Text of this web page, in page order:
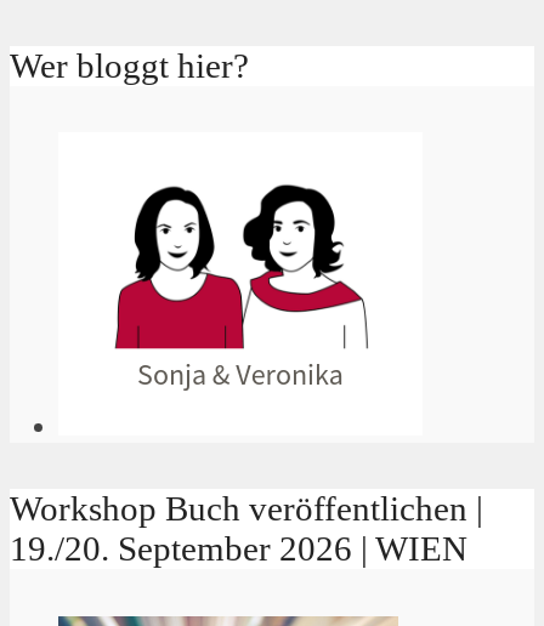
Wer bloggt hier?
Workshop Buch veröffentlichen |
19./20. September 2026 | WIEN